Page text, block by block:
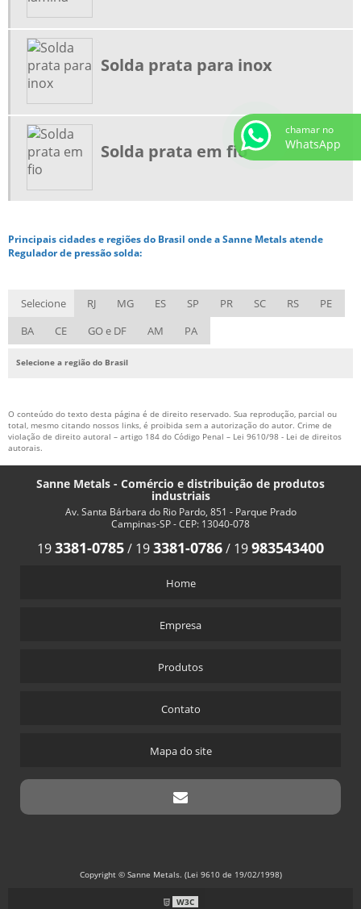
FLUXO PARA SOLDA PRATA
FLUXO PARA SOLDA PRATA PREÇO
BICO DE CORTE PARA SOLDA COMPRAR
MAÇARICO PARA AQUECIMENTO DE PEÇAS
MAÇARICO PARA CORTE E SOLDA
MAÇARICO PORTÁTIL PARA SOLDA
VÁLVULA CORTA CHAMA PREÇO
CONSUMÍVEIS DE SOLDAGEM
CONSUMÍVEIS PARA SOLDAGEM TIG
DISTRIBUIDOR DE ARAME DE SOLDA MIG
FORNECEDOR ARAME MIG
FORNECEDOR SOLDA MIG
REVESTIMENTO DURO STELLITE
Solda prata para inox
Solda prata em fio
Principais cidades e regiões do Brasil onde a Sanne Metals atende
Regulador de pressão solda:
Selecione RJ MG ES SP PR SC RS
PE
BA
CE GO e DF AM PA
Selecione a região do Brasil
O conteúdo do texto desta página é de direito reservado. Sua reprodução, parcial ou
total, mesmo citando nossos links, é proibida sem a autorização do autor. Crime de
violação de direito autoral – artigo 184 do Código Penal – Lei 9610/98 - Lei de direitos
autorais.
Sanne Metals - Comércio e distribuição de produtos
industriais
Av. Santa Bárbara do Rio Pardo, 851 - Parque Prado
Campinas-SP - CEP: 13040-078
193381-0785/ 193381-0786/ 19983543400
Home
Empresa
Produtos
Contato
Mapa do site
Copyright © Sanne Metals. (Lei 9610 de 19/02/1998)
W3C
chamar no
WhatsApp